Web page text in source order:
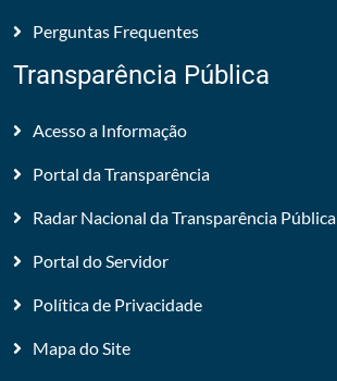
Perguntas Frequentes
Transparência Pública
Acesso a Informação
Portal da Transparência
Radar Nacional da Transparência Pública
Portal do Servidor
Política de Privacidade
Mapa do Site